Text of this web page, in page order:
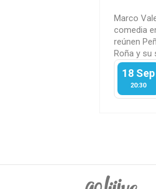
Marco
comedia
reúnen
Roña y su
18 Sep
20:30